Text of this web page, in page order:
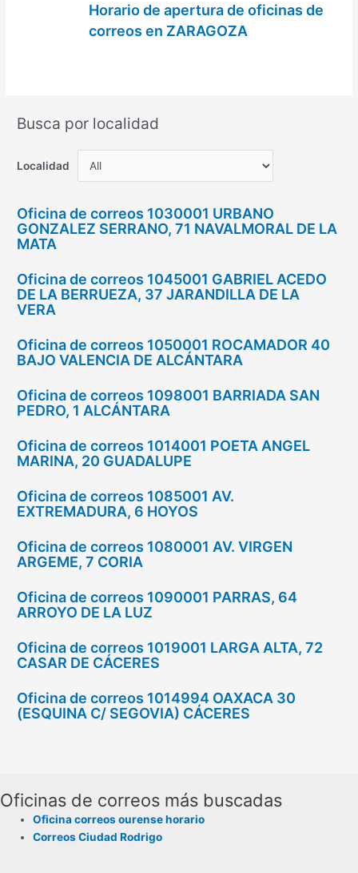
Horario de apertura de oficinas de
correos en ZARAGOZA
Busca por localidad
Localidad
Oficina de correos 1030001 URBANO
GONZALEZ SERRANO, 71 NAVALMORAL DE LA
MATA
Oficina de correos 1045001 GABRIEL ACEDO
DE LA BERRUEZA, 37 JARANDILLA DE LA
VERA
Oficina de correos 1050001 ROCAMADOR 40
BAJO VALENCIA DE ALCÁNTARA
Oficina de correos 1098001 BARRIADA SAN
PEDRO, 1 ALCÁNTARA
Oficina de correos 1014001 POETA ANGEL
MARINA, 20 GUADALUPE
Oficina de correos 1085001 AV.
EXTREMADURA, 6 HOYOS
Oficina de correos 1080001 AV. VIRGEN
ARGEME, 7 CORIA
Oficina de correos 1090001 PARRAS, 64
ARROYO DE LA LUZ
Oficina de correos 1019001 LARGA ALTA, 72
CASAR DE CÁCERES
Oficina de correos 1014994 OAXACA 30
(ESQUINA C/ SEGOVIA) CÁCERES
Oficinas de correos más buscadas
Oficina correos ourense horario
Correos Ciudad Rodrigo